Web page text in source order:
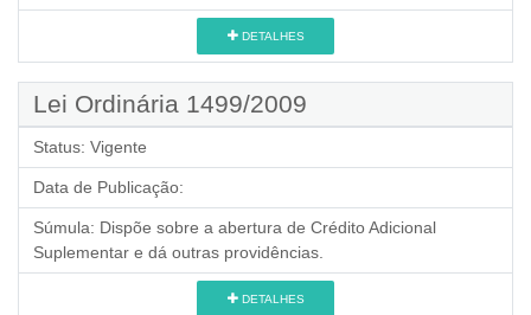
DETALHES
Lei Ordinária 1499/2009
Status: Vigente
Data de Publicação:
Súmula: Dispõe sobre a abertura de Crédito Adicional
Suplementar e dá outras providências.
DETALHES